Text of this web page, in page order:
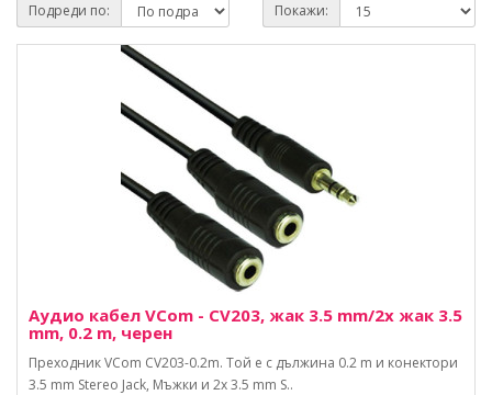
Подреди по: Покажи:
Аудио кабел VCom - CV203, жак 3.5 mm/2x жак 3.5
mm, 0.2 m, черен
Преходник VCom CV203-0.2m. Той е с дължина 0.2 m и конектори
3.5 mm Stereo Jack, Мъжки и 2x 3.5 mm S..